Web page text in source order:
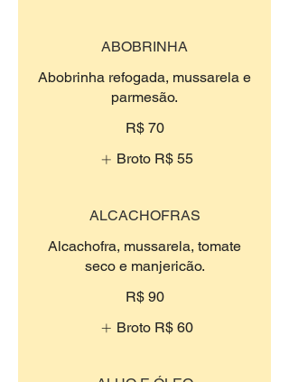
ABOBRINHA
Abobrinha refogada, mussarela e
parmesão.
R$ 70
Broto R$ 55
ALCACHOFRAS
Alcachofra, mussarela, tomate
seco e manjericão.
R$ 90
Broto R$ 60